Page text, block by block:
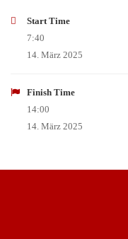
Start Time
7:40
14. März 2025
Finish Time
14:00
14. März 2025